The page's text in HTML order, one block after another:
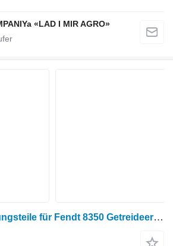
«LAD I MIR AGRO»
Spejlarm Befestigungsteile für Fendt 8350 Getreideernter